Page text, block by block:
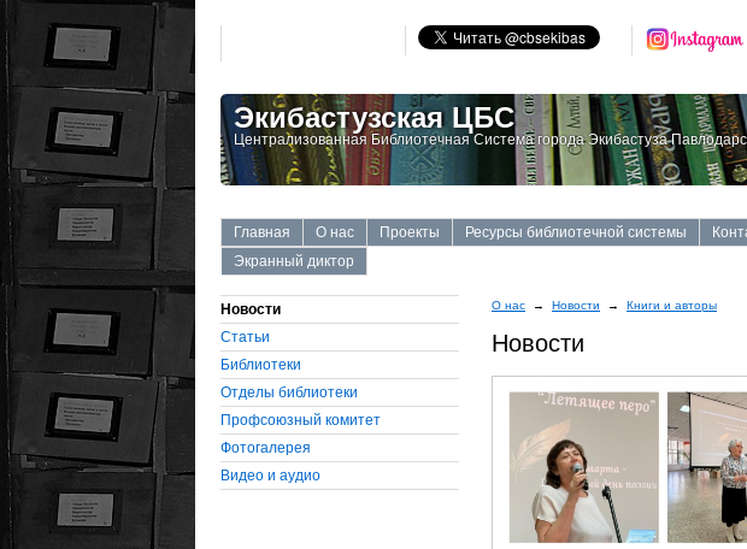
Экибастузская ЦБС
Централизованная Библиотечная Система города Экибастуза
Главная О нас Проекты Ресурсы библиотечной системы
Экранный диктор
Новости
Статьи
Библиотеки
Отделы библиотеки
Профсоюзный комитет
Фотогалерея
Видео и аудио
О нас → Новости → Книги и авторы
Новости